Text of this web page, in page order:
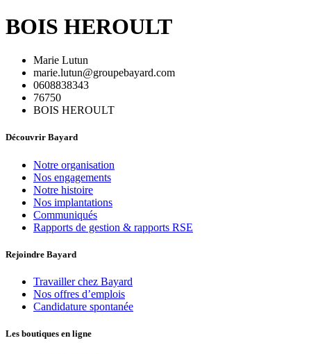
BOIS HEROULT
Marie Lutun
marie.lutun@groupebayard.com
0608838343
76750
BOIS HEROULT
Découvrir Bayard
Notre organisation
Nos engagements
Notre histoire
Nos implantations
Communiqués
Rapports de gestion & rapports RSE
Rejoindre Bayard
Travailler chez Bayard
Nos offres d’emplois
Candidature spontanée
Les boutiques en ligne